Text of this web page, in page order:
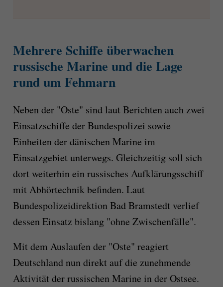
Mehrere Schiffe überwachen
russische Marine und die Lage
rund um Fehmarn
Neben der "Oste" sind laut Berichten auch zwei
Einsatzschiffe der Bundespolizei sowie
Einheiten der dänischen Marine im
Einsatzgebiet unterwegs. Gleichzeitig soll sich
dort weiterhin ein russisches Aufklärungsschiff
mit Abhörtechnik befinden. Laut
Bundespolizeidirektion Bad Bramstedt verlief
dessen Einsatz bislang "ohne Zwischenfälle".
Mit dem Auslaufen der "Oste" reagiert
Deutschland nun direkt auf die zunehmende
Aktivität der russischen Marine in der Ostsee.